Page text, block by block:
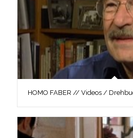
HOMO FABER // Videos /